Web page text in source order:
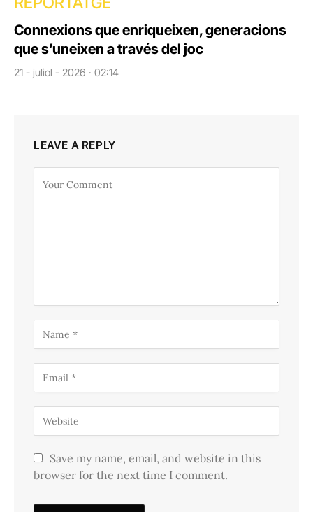
Connexions que enriqueixen, generacions
que s’uneixen a través del joc
21 - juliol - 2026 · 02:14
LEAVE A REPLY
Save my name, email, and website in this
browser for the next time I comment.